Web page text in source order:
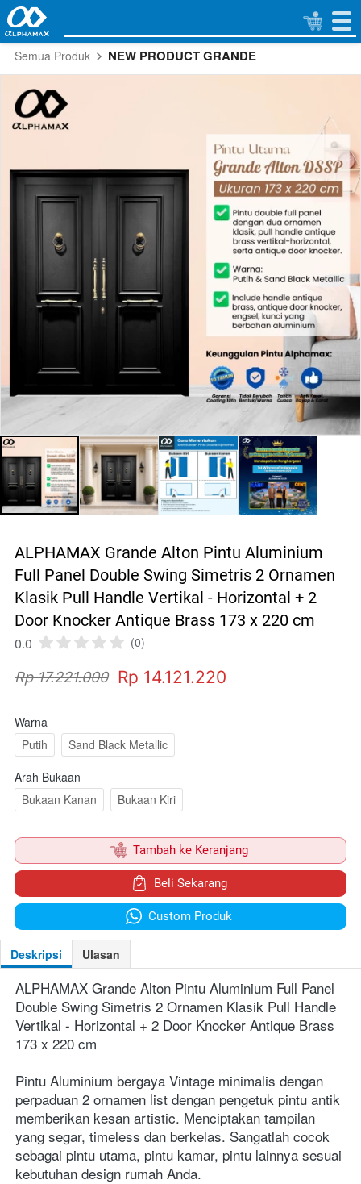
Semua Produk NEW PRODUCT GRANDE
ALPHAMAX Grande Alton Pintu Aluminium
Full Panel Double Swing Simetris 2 Ornamen
Klasik Pull Handle Vertikal - Horizontal + 2
Door Knocker Antique Brass 173 x 220 cm
0.0 (0)
Rp 17.221.000 Rp 14.121.220
Warna
Putih
Sand Black Metallic
Arah Bukaan
Bukaan Kanan
Bukaan Kiri
` Tambah ke Keranjang
` Beli Sekarang
` Custom Produk
Deskripsi Ulasan
Double Swing Simetris 2 Ornamen Klasik Pull Handle
Vertikal - Horizontal + 2 Door Knocker Antique Brass
173 x 220 cm
Pintu Aluminium bergaya Vintage minimalis dengan
perpaduan 2 ornamen list dengan pengetuk pintu antik
memberikan kesan artistic. Menciptakan tampilan
yang segar, timeless dan berkelas. Sangatlah cocok
sebagai pintu utama, pintu kamar, pintu lainnya sesuai
kebutuhan design rumah Anda.